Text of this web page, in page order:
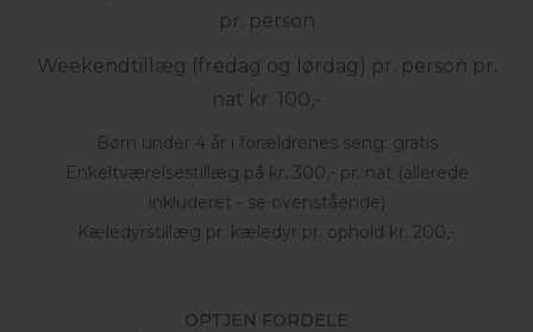
pr. person
Weekendtillæg (fredag og lørdag) pr. person pr.
nat kr. 100,-
Børn under 4 år i forældrenes seng: gratis
Enkeltværelsestillæg på kr. 300,- pr. nat (allerede
inkluderet - se ovenstående)
Kæledyrstillæg pr. kæledyr pr. ophold kr. 200,-
OPTJEN FORDELE